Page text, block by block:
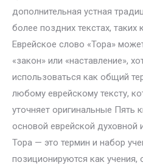
дополнительная устная
более поздних текстах,
Еврейское слово «Тора»
«закон» или «наставление»,
использоваться как общий
любому еврейскому тексту,
уточняет оригинальные Пять
основой еврейской духовной
Тора — это термин и набор
позиционируются как